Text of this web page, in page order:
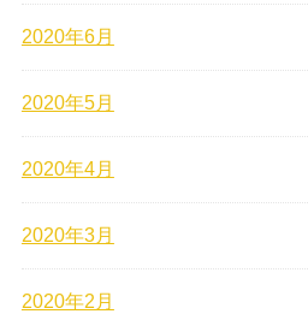
2020年6月
2020年5月
2020年4月
2020年3月
2020年2月